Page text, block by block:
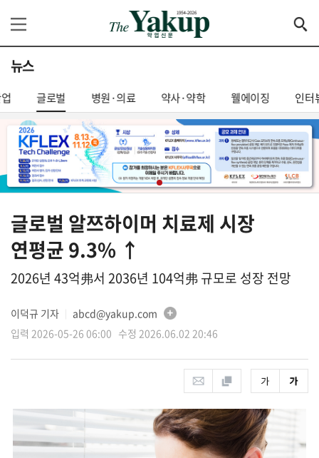
뉴스
글로벌 병원·의료 약사·약학 웰에이징 인터
글로벌 알쯔하이머 치료제 시장
연평균 9.3% ↑
2026년 43억弗서 2036년 104억弗 규모로 성장 전망
이덕규 기자
abcd@yakup.com
입력 2026-05-26 06:00 수정 2026.06.02 20:46